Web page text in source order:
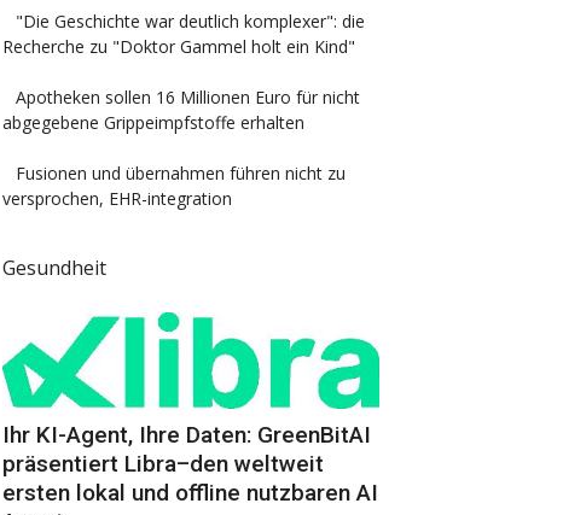
"Die Geschichte war deutlich komplexer": die
Recherche zu "Doktor Gammel holt ein Kind"
Apotheken sollen 16 Millionen Euro für nicht
abgegebene Grippeimpfstoffe erhalten
Fusionen und übernahmen führen nicht zu
versprochen, EHR-integration
Gesundheit
Ihr KI-Agent, Ihre Daten: GreenBitAI
präsentiert Libra–den weltweit
ersten lokal und offline nutzbaren AI